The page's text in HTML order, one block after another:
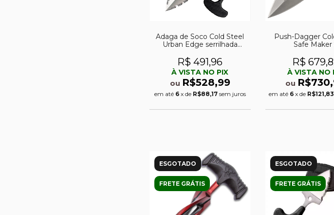
Adaga de Soco Cold Steel
Urban Edge serrilhada
R$ 491,96
À VISTA NO PIX
ou R$528,99
em até 6 x de R$88,17 sem juros
Push-Dagger
Safe Maker
R$
À VISTA NO
ou
em até 6 x de R$121,83
ESGOTADO
FRETE GRÁTIS
ESGOTADO
FRETE GRÁTIS